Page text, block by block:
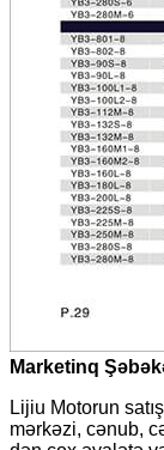
Marketinq
Lijiu Motorun
mərkəzi, cənub,